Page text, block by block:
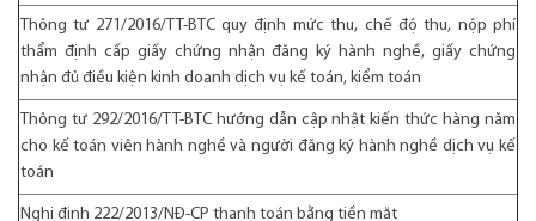
Thông tư 271/2016/TT-BTCquy định mức thu, chế độ thu, nộp phí
thẩm định cấp giấy chứng nhận đăng ký hành nghề, giấy chứng
nhận đủ điều kiện kinh doanh dịch vụ kế toán, kiểm toán
Thông tư 292/2016/TT-BTChướng dẫn cập nhật kiến thức hàng năm
cho kế toán viên hành nghề và người đăng ký hành nghề dịch vụ kế
toán
Nghị định 222/2013/NĐ-CP thanh toán bằng tiền mặt